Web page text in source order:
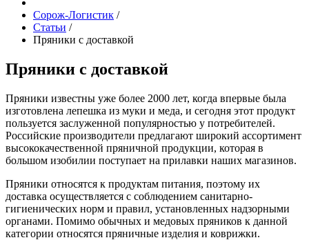
Сорож-Логистик /
Статьи /
Пряники с доставкой
Пряники с доставкой
Пряники известны уже более 2000 лет, когда впервые была
изготовлена лепешка из муки и меда, и сегодня этот продукт
пользуется заслуженной популярностью у потребителей.
Российские производители предлагают широкий ассортимент
высококачественной пряничной продукции, которая в
большом изобилии поступает на прилавки наших магазинов.
Пряники относятся к продуктам питания, поэтому их
доставка осуществляется с соблюдением санитарно-
гигиенических норм и правил, установленных надзорными
органами. Помимо обычных и медовых пряников к данной
категории относятся пряничные изделия и коврижки.